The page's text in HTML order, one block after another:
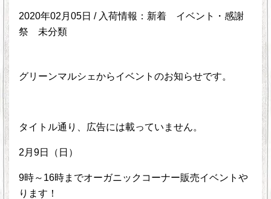
2020年02月05日 / 入荷情報：新着
イベント・感謝
祭
未分類
グリーンマルシェからイベントのお知らせです。
タイトル通り、広告には載っていません。
2月9日（日）
9時～16時までオーガニックコーナー販売イベントや
ります！